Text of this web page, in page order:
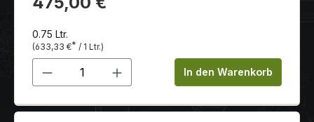
mineralischen Abgang
0.75 Ltr.
(633,33 €* / 1 Ltr.)
Produkt Anzahl: Gib denIn den Warenkorb